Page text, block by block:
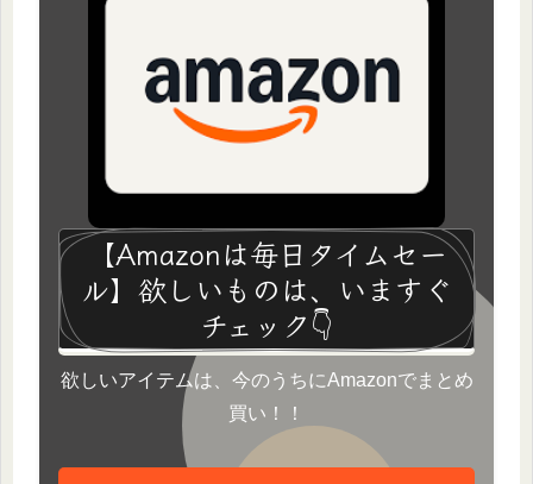
【Amazonは毎日タイムセー
ル】欲しいものは、いますぐ
チェック👇
欲しいアイテムは、今のうちにAmazonでまとめ
買い！！